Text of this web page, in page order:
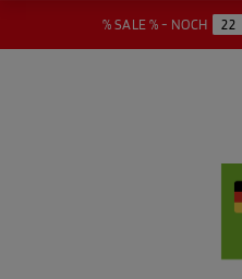
% SALE % - NOCH 22